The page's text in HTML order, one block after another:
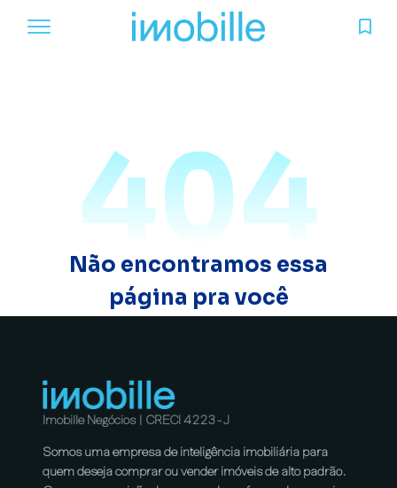
404
Não encontramos essa
página pra você
Imobille Negócios | CRECI 4223-J
Somos uma empresa de inteligência imobiliária para
quem deseja comprar ou vender imóveis de alto padrão.